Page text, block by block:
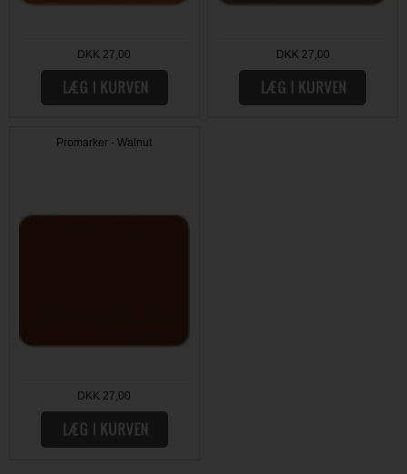
DKK 27,00 DKK 27,00
Promarker - Walnut
DKK 27,00